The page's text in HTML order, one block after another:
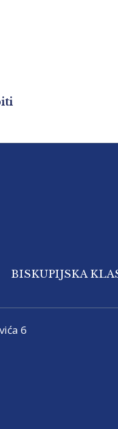
BISKUPIJSKA
6